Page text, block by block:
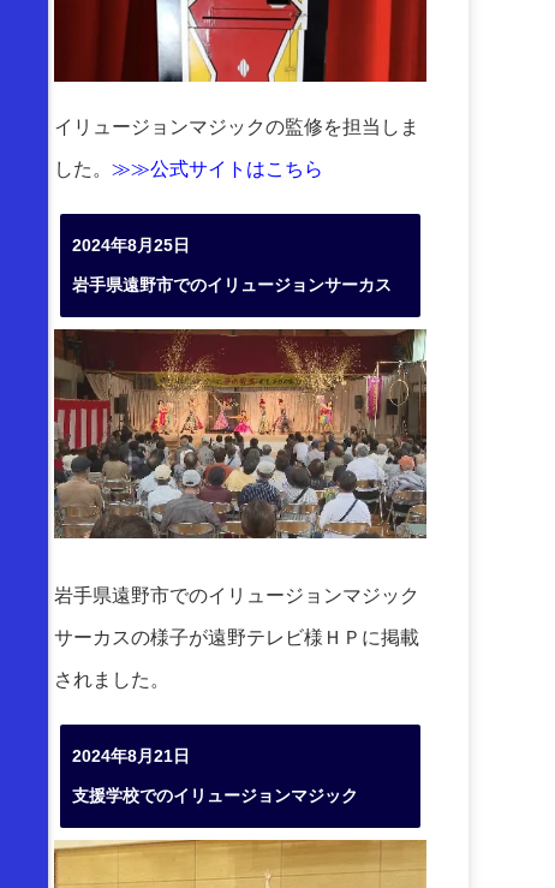
イリュージョンマジックの監修を担当しま
した。 ≫≫公式サイトはこちら
2024年8月25日
岩手県遠野市でのイリュージョンサーカス
岩手県遠野市でのイリュージョンマジック
サーカスの様子が遠野テレビ様ＨＰに掲載
されました。
2024年8月21日
支援学校でのイリュージョンマジック